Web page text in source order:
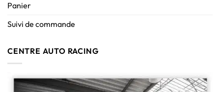
Panier
Suivi de commande
CENTRE AUTO RACING